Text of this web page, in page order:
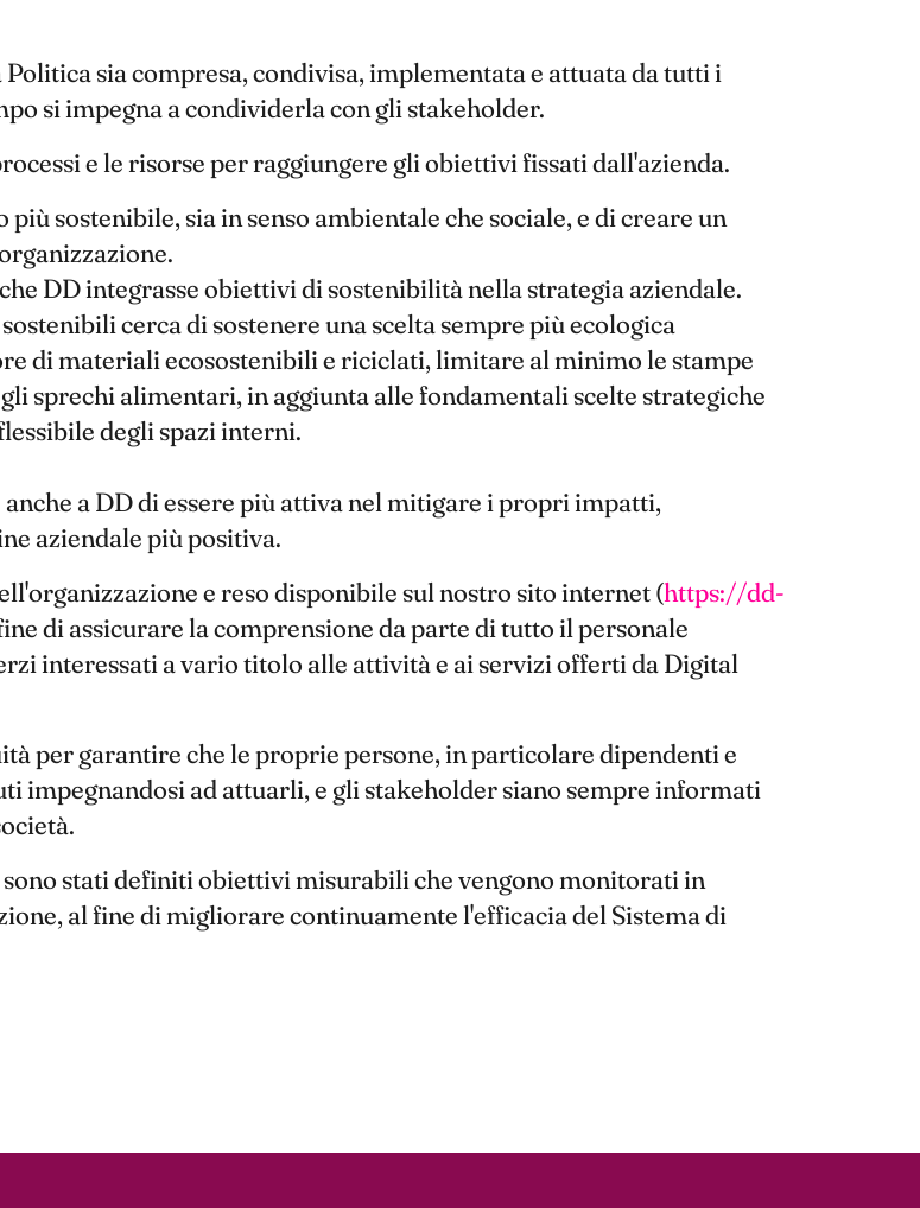
sia compresa, condivisa, implementata e attuata da tutti i
si impegna a condividerla con gli stakeholder.
e le risorse per raggiungere gli obiettivi fissati dall'azienda.
sostenibile, sia in senso ambientale che sociale, e di creare un
DD integrasse obiettivi di sostenibilità nella strategia aziendale.
cerca di sostenere una scelta sempre più ecologica
di materiali ecosostenibili e riciclati, limitare al minimo le stampe
sprechi alimentari, in aggiunta alle fondamentali scelte strategiche
degli spazi interni.
a DD di essere più attiva nel mitigare i propri impatti,
aziendale più positiva.
e reso disponibile sul nostro sito internet (https://dd-
di assicurare la comprensione da parte di tutto il personale
interessati a vario titolo alle attività e ai servizi offerti da Digital
per garantire che le proprie persone, in particolare dipendenti e
impegnandosi ad attuarli, e gli stakeholder siano sempre informati
stati definiti obiettivi misurabili che vengono monitorati in
al fine di migliorare continuamente l'efficacia del Sistema di